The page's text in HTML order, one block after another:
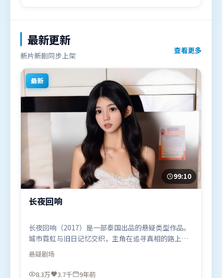
最新更新
新片新剧同步上架
查看更多
最新
99:10
长夜回响
长夜回响（2017）是一部泰国出品的悬疑类型作品。
城市霓虹与旧日记忆交织，主角在追寻真相的路上不
断付出代价。叙事线索多线并进，最终在关键节点收
束。由雷德利·斯科特执导，宋康昊、咏梅、赵丽
颖，堺雅人、朱一龙、章子怡等联袂出演。影片于
悬疑剧场
8.3万 3.7千 9年前